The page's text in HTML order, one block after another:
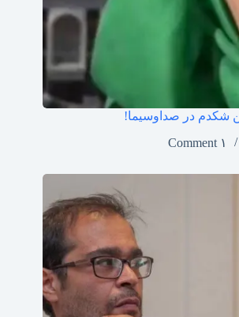
شکدم در صداوسیما!
۱ Comment